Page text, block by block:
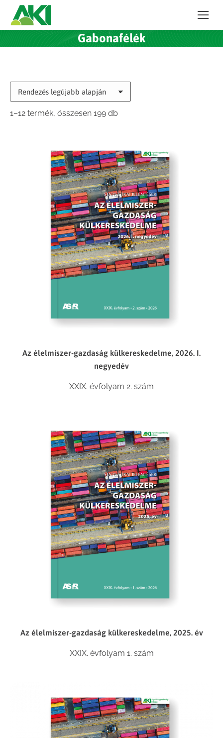
Gabonafélék
1–12 termék, összesen 199 dbSorted
Az élelmiszer-gazdaság külkereskedelme, 2026. I.
negyedév
XXIX. évfolyam 2. szám
Az élelmiszer-gazdaság külkereskedelme, 2025. év
XXIX. évfolyam 1. szám